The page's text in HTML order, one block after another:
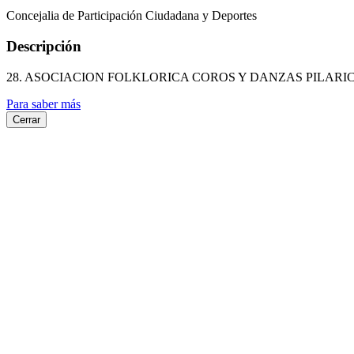
Concejalia de Participación Ciudadana y Deportes
Descripción
28. ASOCIACION FOLKLORICA COROS Y DANZAS
Para saber más
Cerrar